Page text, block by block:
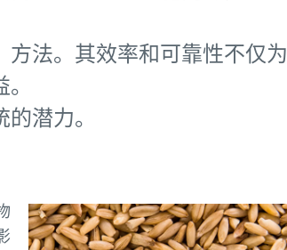
法。其效率和可靠性不仅为
潜力。